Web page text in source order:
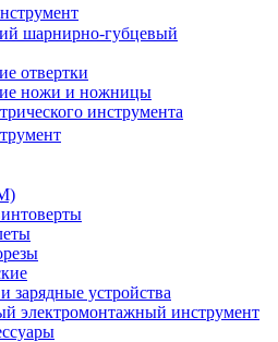
шарнирно-губцевый
отвертки
ножи и ножницы
инструмента
зарядные устройства
электромонтажный инструмент